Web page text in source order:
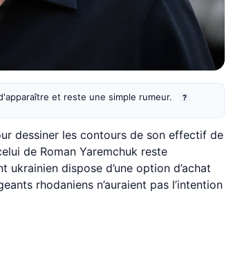
et reste une simple rumeur. ?
dessiner les contours de son effectif de
de Roman Yaremchuk reste
ukrainien dispose d’une option d’achat
rhodaniens n’auraient pas l’intention